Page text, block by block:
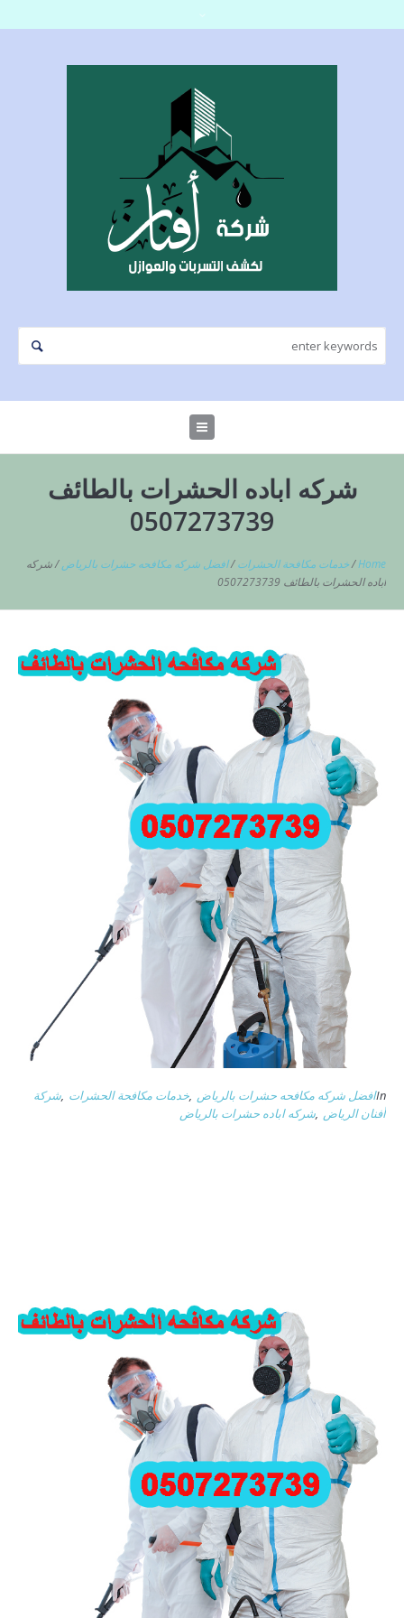
شركه اباده الحشرات بالطائف
0507273739
Home
/خدمات مكافحة الحشرات /افضل شركه مكافحه حشرات بالرياض /شركه
اباده الحشرات بالطائف 0507273739
Inافضل شركه مكافحه حشرات بالرياض ,خدمات مكافحة الحشرات ,شركة
أفنان الرياض ,شركه اباده حشرات بالرياض